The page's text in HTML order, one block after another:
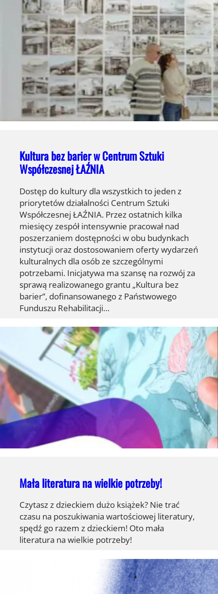
Kultura bez barier w Centrum Sztuki
Współczesnej ŁAŹNIA
Dostęp do kultury dla wszystkich to jeden z
priorytetów działalności Centrum Sztuki
Współczesnej ŁAŹNIA. Przez ostatnich kilka
miesięcy zespół intensywnie pracował nad
poszerzaniem dostępności w obu budynkach
instytucji oraz dostosowaniem oferty wydarzeń
kulturalnych dla osób ze szczególnymi
potrzebami. Inicjatywa ma szansę na rozwój za
sprawą realizowanego grantu „Kultura bez
barier”, dofinansowanego z Państwowego
Funduszu Rehabilitacji…
Mała literatura na wielkie potrzeby!
Czytasz z dzieckiem dużo książek? Nie trać
czasu na poszukiwania wartościowej literatury,
spędź go razem z dzieckiem! Oto mała
literatura na wielkie potrzeby!